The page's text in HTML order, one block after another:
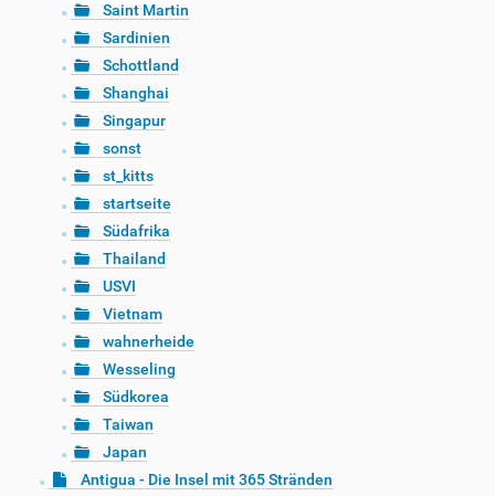
Saint Martin
Sardinien
Schottland
Shanghai
Singapur
sonst
st_kitts
startseite
Südafrika
Thailand
USVI
Vietnam
wahnerheide
Wesseling
Südkorea
Taiwan
Japan
Antigua - Die Insel mit 365 Stränden